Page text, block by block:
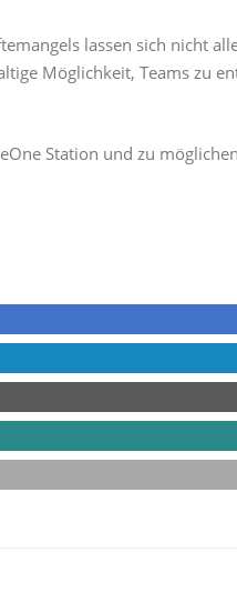
lassen sich nicht
Möglichkeit, Teams zu
Station und zu